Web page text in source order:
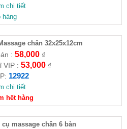
chi tiết
chân 32x25x12cm
: 58,000₫
VIP : 53,000₫
12922
chi tiết
hết hàng
cụ massage chân 6 bàn